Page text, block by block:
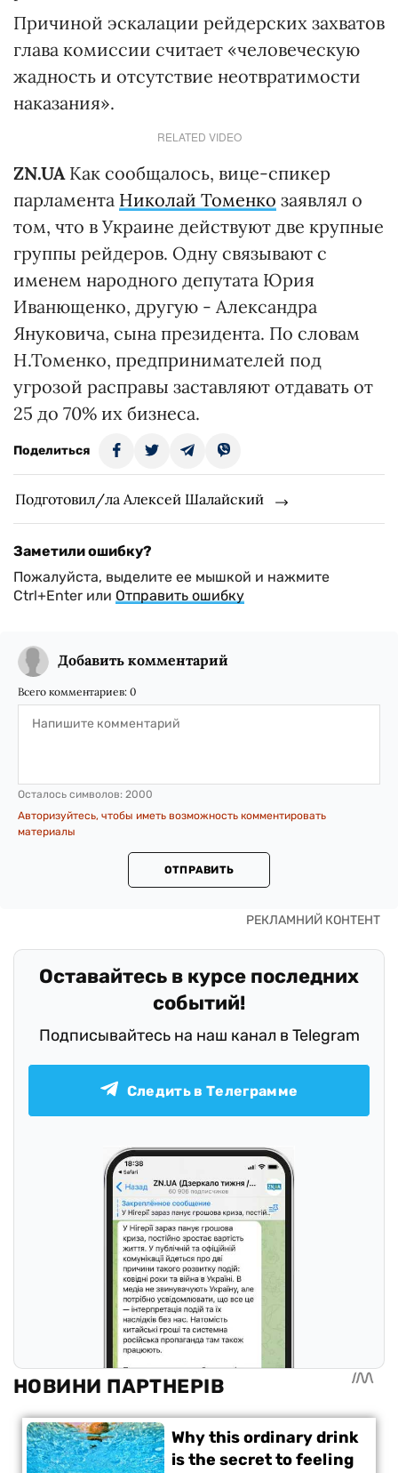
Причиной эскалации рейдерских захватов
глава комиссии считает «человеческую
жадность и отсутствие неотвратимости
наказания».
RELATED VIDEO
ZN.UAКак сообщалось, вице-спикер
парламента Николай Томенко заявлял о
том, что в Украине действуют две крупные
группы рейдеров. Одну связывают с
именем народного депутата Юрия
Иванющенко, другую - Александра
Януковича, сына президента. По словам
Н.Томенко, предпринимателей под
угрозой расправы заставляют отдавать от
25 до 70% их бизнеса.
Поделиться
Подготовил/ла Алексей Шалайский
Заметили ошибку?
Пожалуйста, выделите ее мышкой и нажмите
Ctrl+Enter или Отправить ошибку
Добавить комментарий
Всего комментариев: 0
Осталось символов: 2000
Авторизуйтесь, чтобы иметь возможность комментировать
материалы
ОТПРАВИТЬ
Оставайтесь в курсе последних
событий!
Подписывайтесь на наш канал в Telegram
Следить в Телеграмме